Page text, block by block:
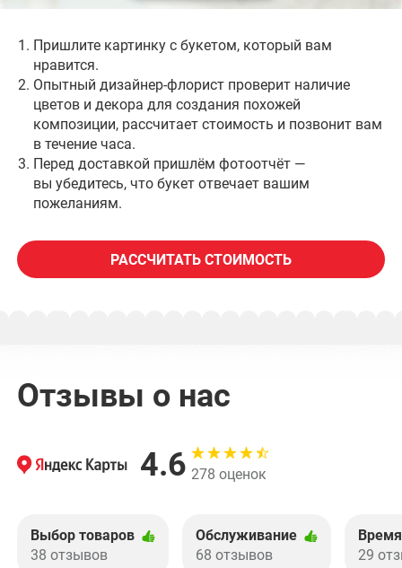
Пришлите картинку с букетом, который вам
нравится.
Опытный дизайнер-флорист проверит наличие
цветов и декора для создания похожей
композиции, рассчитает стоимость и позвонит вам
в течение часа.
Перед доставкой пришлём фотоотчёт —
вы убедитесь, что букет отвечает вашим
пожеланиям.
РАССЧИТАТЬ СТОИМОСТЬ
Отзывы о нас
4.6 278 оценок
Выбор товаров
38 отзывов
Обслуживание
68 отзывов
29